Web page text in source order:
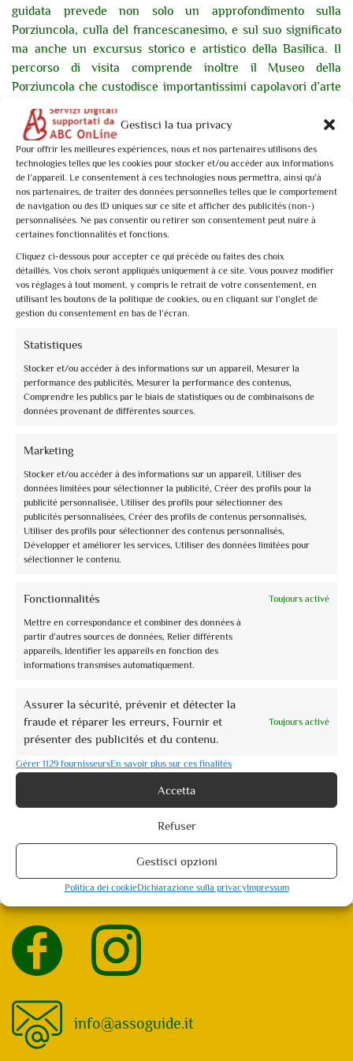
Gestisci la tua privacy
Pour offrir les meilleures expériences, nous et nos partenaires utilisons des
technologies telles que les cookies pour stocker et/ou accéder aux informations
de l’appareil. Le consentement à ces technologies nous permettra, ainsi qu’à
nos partenaires, de traiter des données personnelles telles que le comportement
de navigation ou des ID uniques sur ce site et afficher des publicités (non-)
personnalisées. Ne pas consentir ou retirer son consentement peut nuire à
certaines fonctionnalités et fonctions.
Cliquez ci-dessous pour accepter ce qui précède ou faites des choix
détaillés. Vos choix seront appliqués uniquement à ce site. Vous pouvez modifier
vos réglages à tout moment, y compris le retrait de votre consentement, en
utilisant les boutons de la politique de cookies, ou en cliquant sur l’onglet de
gestion du consentement en bas de l’écran.
Statistiques
Stocker et/ou accéder à des informations sur un appareil, Mesurer la
performance des publicités, Mesurer la performance des contenus,
Comprendre les publics par le biais de statistiques ou de combinaisons de
données provenant de différentes sources.
Marketing
Stocker et/ou accéder à des informations sur un appareil, Utiliser des
données limitées pour sélectionner la publicité, Créer des profils pour la
publicité personnalisée, Utiliser des profils pour sélectionner des
publicités personnalisées, Créer des profils de contenus personnalisés,
Utiliser des profils pour sélectionner des contenus personnalisés,
Développer et améliorer les services, Utiliser des données limitées pour
sélectionner le contenu.
Fonctionnalités Toujours activé
Mettre en correspondance et combiner des données à
partir d’autres sources de données, Relier différents
appareils, Identifier les appareils en fonction des
informations transmises automatiquement.
Assurer la sécurité, prévenir et détecter la
fraude et réparer les erreurs, Fournir et
présenter des publicités et du contenu.
Toujours activé
Gérer 1129 fournisseursEn savoir plus sur ces finalités
Accetta
Refuser
Gestisci opzioni
Politica dei cookieDichiarazione sulla privacyImpressum
guidata prevede non solo un approfondimento sulla
Porziuncola, culla del francescanesimo, e sul suo significato
ma anche un excursus storico e artistico della Basilica. Il
percorso di visita comprende inoltre il Museo della
Porziuncola che custodisce importantissimi capolavori d’arte
tra cui opere di Cimabue, Giunta Pisano e Andrea della
Robbia. Imperdibile la suggestiva mostra di presepi
provenienti da tutto il mondo allestita dal 7 dicembre al 6
gennaio.
Il Natale di San Francesco secondo Giotto
31 dicembre 2021 ore 10.30
Partenza dall’ufficio informazioni Basilica San
Francesco
In occasione di Natale Assisi 2021 vi proponiamo una visita
guidata tematica alla Basilica di San Francesco sulla Natività,
Natività, tanto cara a San Francesco, trova la sua migliore
espressione nel presepe, oggi patrimonio della cultura e della
fede popolare, realizzato per la prima volta dal Santo nella
notte di Natale del 1223 a Greccio. La rappresentazione della
francescano concretizzandosi in committenze e realizzazioni
Francesco rappresenta un monumento simbolo grazie agli
straordinari cicli pittorici alla cui realizzazione parteciparono
i più grandi pittori del XIII° e XIV° secolo. Fra certezze e
attribuzioni vi illustreremo come le opere di artisti di altissimo
livello, in primis Giotto, offrono a noi oggi la possibilità di
27 dicembre 2021 ore 17.30
30 dicembre 2021 ore 17.00
Natale Assisi 2021: la città si veste di nuova luce e le
proiezioni sulle facciate di chiese e palazzi ci faranno
prevede un itinerario guidato e narrato che consentirà di
apprezzare la meglio la città di Assisi immersa nella magia
del Natale.
Languages
info@assoguide.it